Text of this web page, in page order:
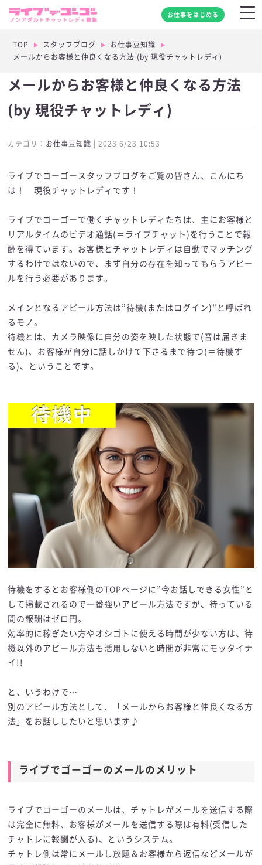
お仕事をはじめる
TOP スタッフブログ
お仕事豆知識
メールからお客様と仲良くなる方法 (by 現役チャットレディ)
メールからお客様と仲良くなる方法
(by 現役チャットレディ)
カテゴリ： お仕事豆知識 | 2023 6/23 10:53
ライブでゴーゴースタッフブログをご覧の皆さん、こんにち
は！ 現役チャットレディです！
ライブでゴーゴーで働くチャットレディたちは、主にお客様と
リアルタイムのビデオ通話(＝ライブチャット)を行うことで報
酬を得ています。お客様とチャットレディは自動でマッチング
するわけではないので、まず自分の存在を知ってもらうアピー
ルを行う必要があります。
メインとなるアピール方法は”待機(またはログイン)”と呼ばれ
るモノ。
待機とは、カメラ映像に自分の姿を映した状態で(音は届きま
せん)、お客様が自分に話しかけて下さるまで待つ(＝待機す
る)、ということです。
待機をするとお客様側のTOPページに”今お話しできる女性”と
して掲載されるので一番強いアピール方法ですが、待っている
間の報酬はゼロ円。
効率的に稼ぎたい方やオシゴトに使える時間が少ない方は、待
機以外のアピール方法も活用しないと時間が非常にモッタイナ
イ!!
と、いうわけで…
別のアピール方法として、「メールからお客様と仲良くなる方
法」をお話ししたいと思います♪
ライブでゴーゴーのメールのメリット
ライブでゴーゴーのメールは、チャトレがメールを送信する際
は完全に無料、お客様がメールを送信する際は有料(受信した
チャトレに報酬が入る)、というシステム。
チャトレ側は常にメールし放題＆お客様から返信などメールが